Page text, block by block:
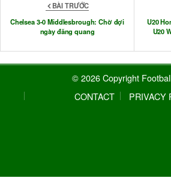
BÀI TRƯỚC
Chelsea 3-0 Middlesbrough: Chờ đợi
ngày đăng quang
U20
U20
© 2026 Copyright
CONTACT
PRIVACY